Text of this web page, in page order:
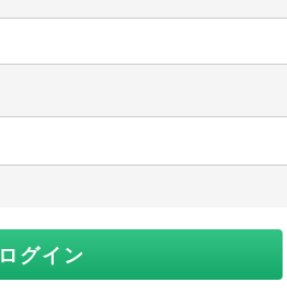
ログイン